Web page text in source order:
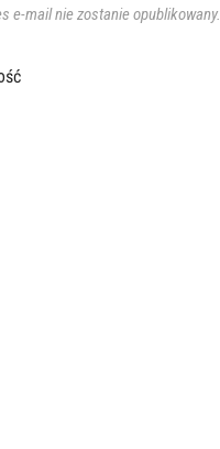
e-mail nie zostanie opublikowany.